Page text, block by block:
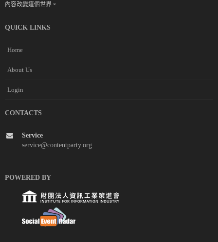
內容改變這個世界。
QUICK LINKS
Home
About Us
Login
CONTACTS
Service
service@contentparty.org
POWERED BY